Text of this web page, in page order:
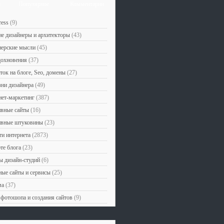
(9)
дизайнеры и архитекторы(43)
мысли(45)
(37)
на блоге, Seo, домены(27)
дизайнера(49)
маркетинг(387)
сайты(16)
штуковины(23)
интернета(2873)
блога(23)
дизайн-студий(6)
сайты и сервисы(25)
(37)
и создания сайтов(9)